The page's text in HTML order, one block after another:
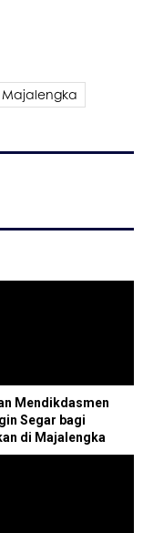
Mendikdasmen
Segar bagi
di Majalengka